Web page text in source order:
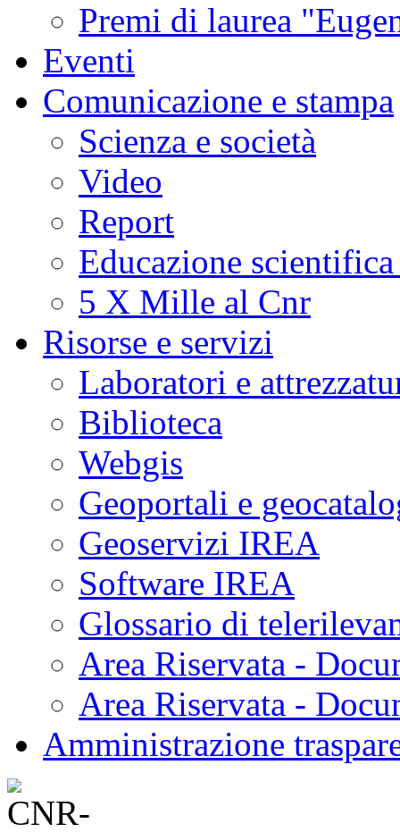
Premi di laurea
Eventi
Comunicazione e stampa
Scienza e società
Video
Report
Educazione
5 X Mille al Cnr
Risorse e servizi
Laboratori e
Biblioteca
Webgis
Geoportali e
Geoservizi IREA
Software IREA
Glossario di
Area Riservata -
Area Riservata -
Amministrazione